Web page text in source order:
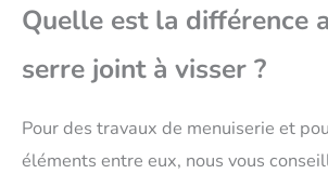
Quelle est la différence
serre joint à visser ?
Pour des travaux de menuiserie et
éléments entre eux, nous vous